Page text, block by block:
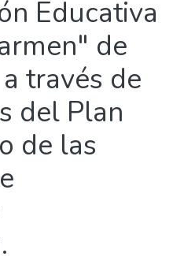
Educativa
de
través de
del Plan
de las